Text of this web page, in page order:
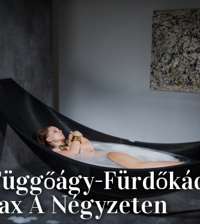
A Négyzeten